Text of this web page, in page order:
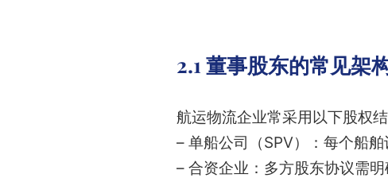
2.1 董事股东的常见架
航运物流企业常采用以下股权结
– 单船公司（SPV）：每个船
– 合资企业：多方股东协议需